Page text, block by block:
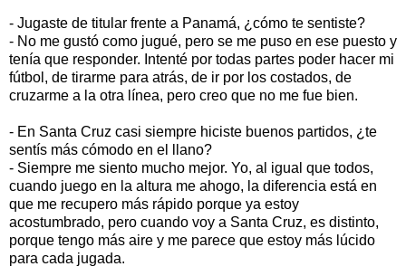
- Jugaste de titular frente a Panamá, ¿cómo te sentiste?
- No me gustó como jugué, pero se me puso en ese puesto y
tenía que responder. Intenté por todas partes poder hacer mi
fútbol, de tirarme para atrás, de ir por los costados, de
cruzarme a la otra línea, pero creo que no me fue bien.
- En Santa Cruz casi siempre hiciste buenos partidos, ¿te
sentís más cómodo en el llano?
- Siempre me siento mucho mejor. Yo, al igual que todos,
cuando juego en la altura me ahogo, la diferencia está en
que me recupero más rápido porque ya estoy
acostumbrado, pero cuando voy a Santa Cruz, es distinto,
porque tengo más aire y me parece que estoy más lúcido
para cada jugada.